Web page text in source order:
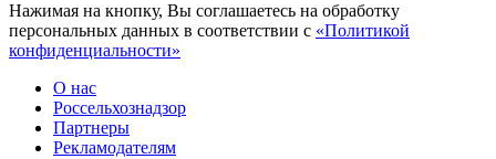
Нажимая на кнопку, Вы соглашаетесь на обработку
персональных данных в соответствии с «Политикой
конфиденциальности»
О нас
Россельхознадзор
Партнеры
Рекламодателям